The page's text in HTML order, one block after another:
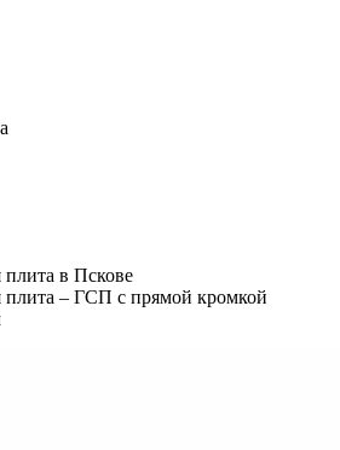
плита в Пскове
плита – ГСП с прямой кромкой